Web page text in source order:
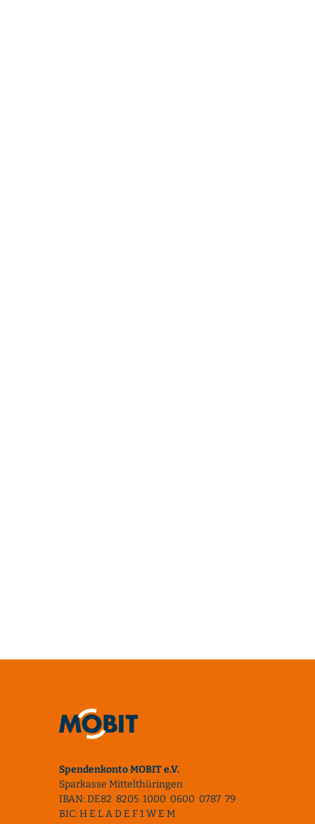
Spendenkonto MOBIT e.V.
Sparkasse Mittelthüringen
IBAN: DE82 8205 1000 0600 0787 79
BIC: H E L A D E F 1 W E M